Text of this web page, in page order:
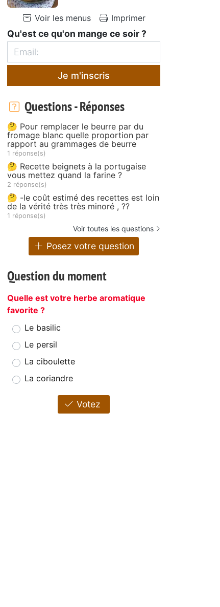
Voir les menus Imprimer
Qu'est ce qu'on mange ce soir ?
Je m'inscris
Questions - Réponses
🤔 Pour remplacer le beurre par du
fromage blanc quelle proportion par
rapport au grammages de beurre
1 réponse(s)
🤔 Recette beignets à la portugaise
vous mettez quand la farine ?
2 réponse(s)
🤔 -le coût estimé des recettes est loin
de la vérité très très minoré , ??
1 réponse(s)
Voir toutes les questions
Posez votre question
Question du moment
Quelle est votre herbe aromatique
favorite ?
Le basilic
Le persil
La ciboulette
La coriandre
Votez